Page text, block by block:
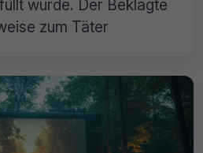
wurde. Der Beklagte
zum Täter